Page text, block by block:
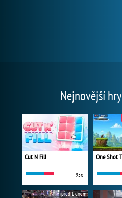
Nejnovější hry
Cut N Fill
95x
před 1 dnem